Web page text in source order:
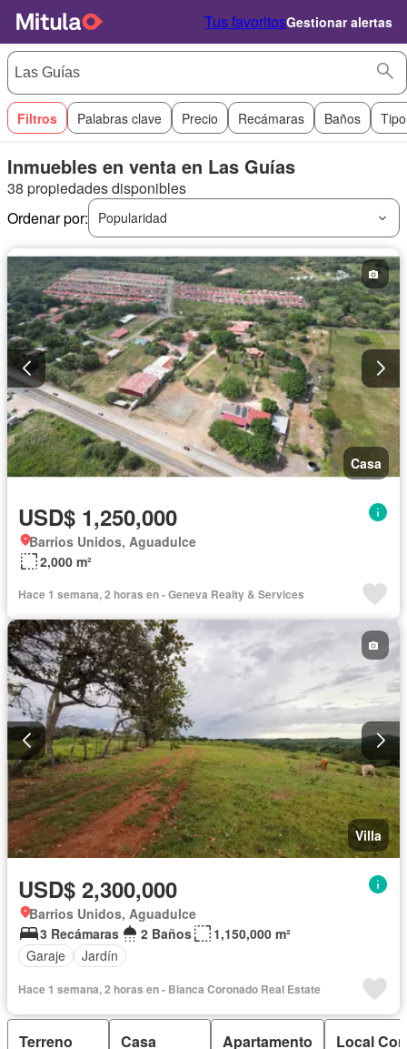
Tus favoritosGestionar alertas
Filtros Palabras clave Precio Recámaras Baños
Inmuebles en venta en Las Guías
38 propiedades disponibles
Ordenar por:
Popularidad
Casa
USD$ 1,250,000
Barrios Unidos, Aguadulce
2,000 m²
Hace 1 semana, 2 horas en - Geneva Realty & Services
Villa
USD$ 2,300,000
Barrios Unidos, Aguadulce
3 Recámaras
2 Baños
1,150,000 m²
Garaje
Jardín
Hace 1 semana, 2 horas en - Blanca Coronado Real Estate
Terreno Casa Apartamento Local